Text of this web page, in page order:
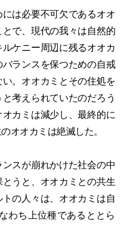
は必要不可欠であるオオ
で、現代の我々は自然的
ケニー周辺に残るオオカ
ランスを保つための自戒
。オオカミとその住処を
考えられていたのだろう
カミは減少し、最終的に
オオカミは絶滅した。
スが崩れかけた社会の中
うと、オオカミとの共生
の人々は、オオカミは自
わち上位種であるととら